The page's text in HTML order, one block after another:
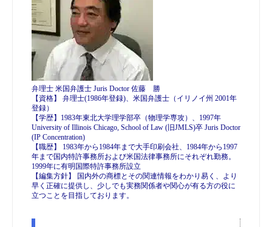
弁理士 米国弁護士 Juris Doctor 佐藤 勝
【資格】 弁理士(1986年登録)、米国弁護士（イリノイ州 2001年
登録）
【学歴】1983年東北大学理学部卒（物理学専攻）、1997年
University of Illinois Chicago, School of Law (旧JMLS)卒 Juris Doctor
(IP Concentration)
【職歴】 1983年から1984年まで大手印刷会社、1984年から1997
年まで国内特許事務所および米国法律事務所にそれぞれ勤務。
1999年に有明国際特許事務所設立
【編集方針】 国内外の商標とその関連情報をわかり易く、より
早く正確に提供し、少しでも実務関係者や関心が有る方の役に
立つことを目指しております。